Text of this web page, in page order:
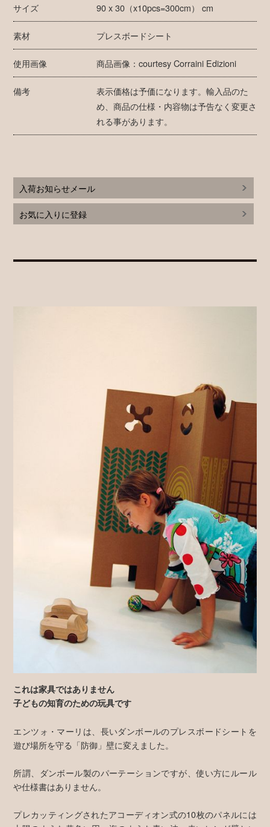
サイズ 90 x 30（x10pcs=300cm） cm
素材 プレスボードシート
使用画像 商品画像：courtesy Corraini Edizioni
備考
表示価格は予価になります。輸入品のた
め、商品の仕様・内容物は予告なく変更さ
れる事があります。
入荷お知らせメール
お気に入りに登録
これは家具ではありません
子どもの知育のための玩具です
エンツォ・マーリは、長いダンボールのプレスボードシートを
遊び場所を守る「防御」壁に変えました。
所謂、ダンボール製のパーテーションですが、使い方にルール
や仕様書はありません。
プレカッティングされたアコーディオン式の10枚のパネルには